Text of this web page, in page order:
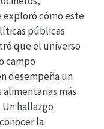
cómo este
públicas
que el universo
campo
desempeña un
alimentarias más
hallazgo
la